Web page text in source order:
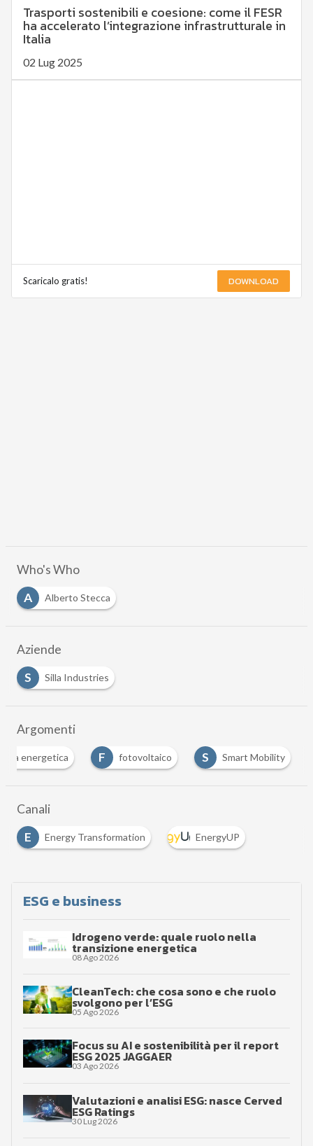
Trasporti sostenibili e coesione: come il FESR
ha accelerato l’integrazione infrastrutturale in
Italia
02 Lug 2025
Scaricalo gratis! DOWNLOAD
Who's Who
A
Alberto Stecca
Aziende
S
Silla Industries
Argomenti
energetica F fotovoltaico S
Smart Mobility
Canali
E
Energy Transformation
EnergyUP
ESG e business
Idrogeno verde: quale ruolo nella
transizione energetica
08 Ago 2026
CleanTech: che cosa sono e che ruolo
svolgono per l’ESG
05 Ago 2026
Focus su AI e sostenibilità per il report
ESG 2025 JAGGAER
03 Ago 2026
Valutazioni e analisi ESG: nasce Cerved
ESG Ratings
30 Lug 2026